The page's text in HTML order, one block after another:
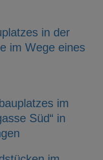
in der
im Wege eines
im
Süd“ in